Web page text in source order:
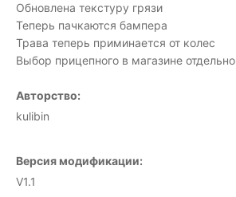
Обновлена текстуру грязи
Теперь пачкаются бампера
Трава теперь приминается от колес
Выбор прицепного в магазине отдельно
Авторство:
kulibin
Версия модификации:
V1.1